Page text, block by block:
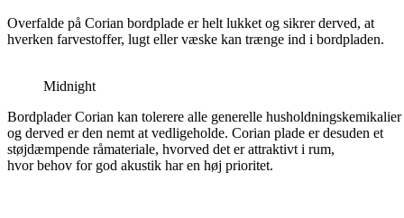
Overfalde på Corian bordplade er helt lukket og sikrer derved, at
hverken farvestoffer, lugt eller væske kan trænge ind i bordpladen.
Midnight
Bordplader Corian kan tolerere alle generelle husholdningskemikalier
og derved er den nemt at vedligeholde. Corian plade er desuden et
støjdæmpende råmateriale, hvorved det er attraktivt i rum,
hvor behov for god akustik har en høj prioritet.